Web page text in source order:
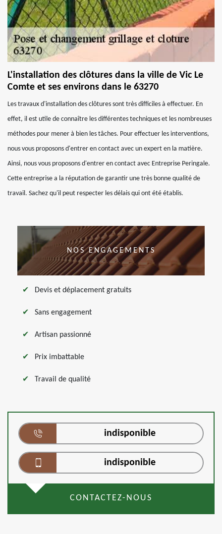
L'installation des clôtures dans la ville de Vic Le
Comte et ses environs dans le 63270
Les travaux d'installation des clôtures sont très difficiles à effectuer. En
effet, il est utile de connaître les différentes techniques et les nombreuses
méthodes pour mener à bien les tâches. Pour effectuer les interventions,
nous vous proposons d'entrer en contact avec un expert en la matière.
Ainsi, nous vous proposons d'entrer en contact avec Entreprise Peringale.
Cette entreprise a la réputation de garantir une très bonne qualité de
travail. Sachez qu'il peut respecter les délais qui ont été établis.
NOS ENGAGEMENTS
Devis et déplacement gratuits
Sans engagement
Artisan passionné
Prix imbattable
Travail de qualité
indisponible
indisponible
CONTACTEZ-NOUS